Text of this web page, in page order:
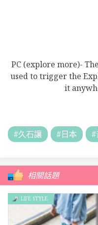
PC (explore more)-
used to trigger the
it
#久石讓 #日本 #
相關話題
LIFE STYLE